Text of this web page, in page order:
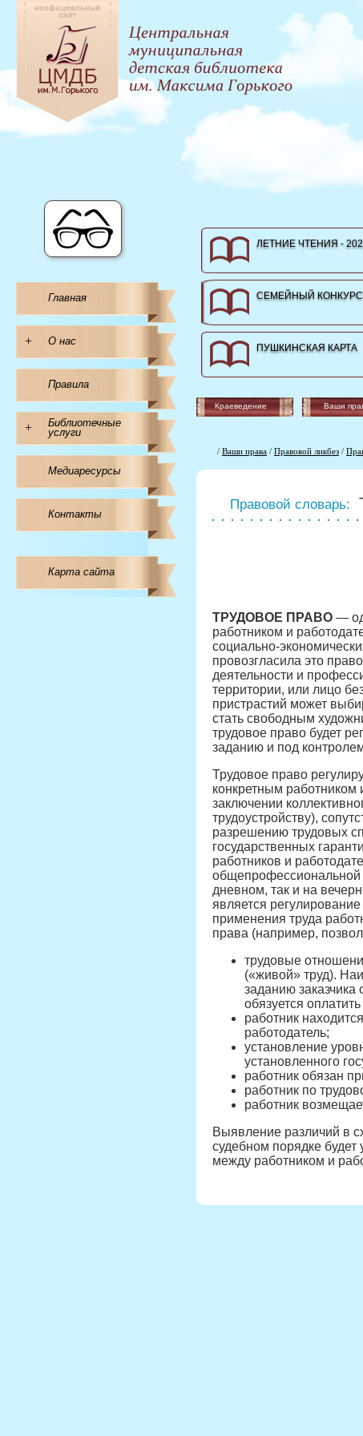
Главная
+ О нас
Правила
+
Библиотечные
услуги
Медиаресурсы
Контакты
Карта сайта
ЛЕТНИЕ ЧТЕНИЯ -
СЕМЕЙНЫЙ КОНКУРС
ПУШКИНСКАЯ КАРТА
Краеведение Ваши
/ Ваши права / Правовой ликбез /
Правовой словарь:
ТРУДОВОЕ ПРАВО —
работником и
социально-
провозгласила это
деятельности и
территории, или лицо
пристрастий может
стать свободным
трудовое право будет
заданию и под
Трудовое право
конкретным
заключении
трудоустройству),
разрешению трудовых
государственных
работников и
общепрофессиональной
дневном, так и на
является
применения труда
права (например,
трудовые
(«живой» труд).
заданию заказчика
обязуется оплатить
работник
работодатель;
установление
установленного
работник обязан
работник по
работник
Выявление различий в
судебном порядке
между работником и